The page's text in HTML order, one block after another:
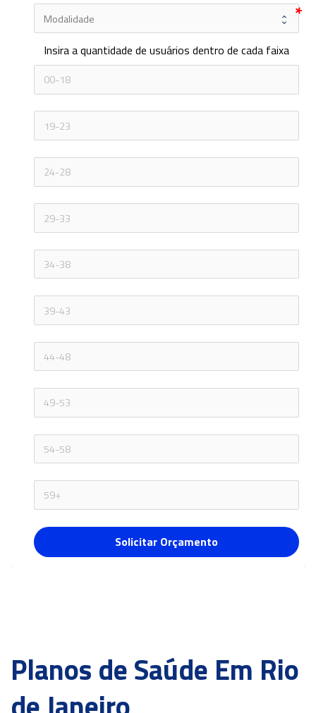
Insira a quantidade de usuários dentro de cada faixa
Solicitar Orçamento
Planos de Saúde Em Rio